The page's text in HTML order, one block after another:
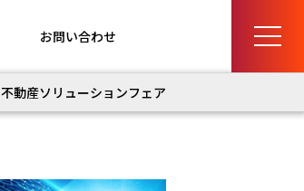
お問い合わせ
不動産ソリューションフェア